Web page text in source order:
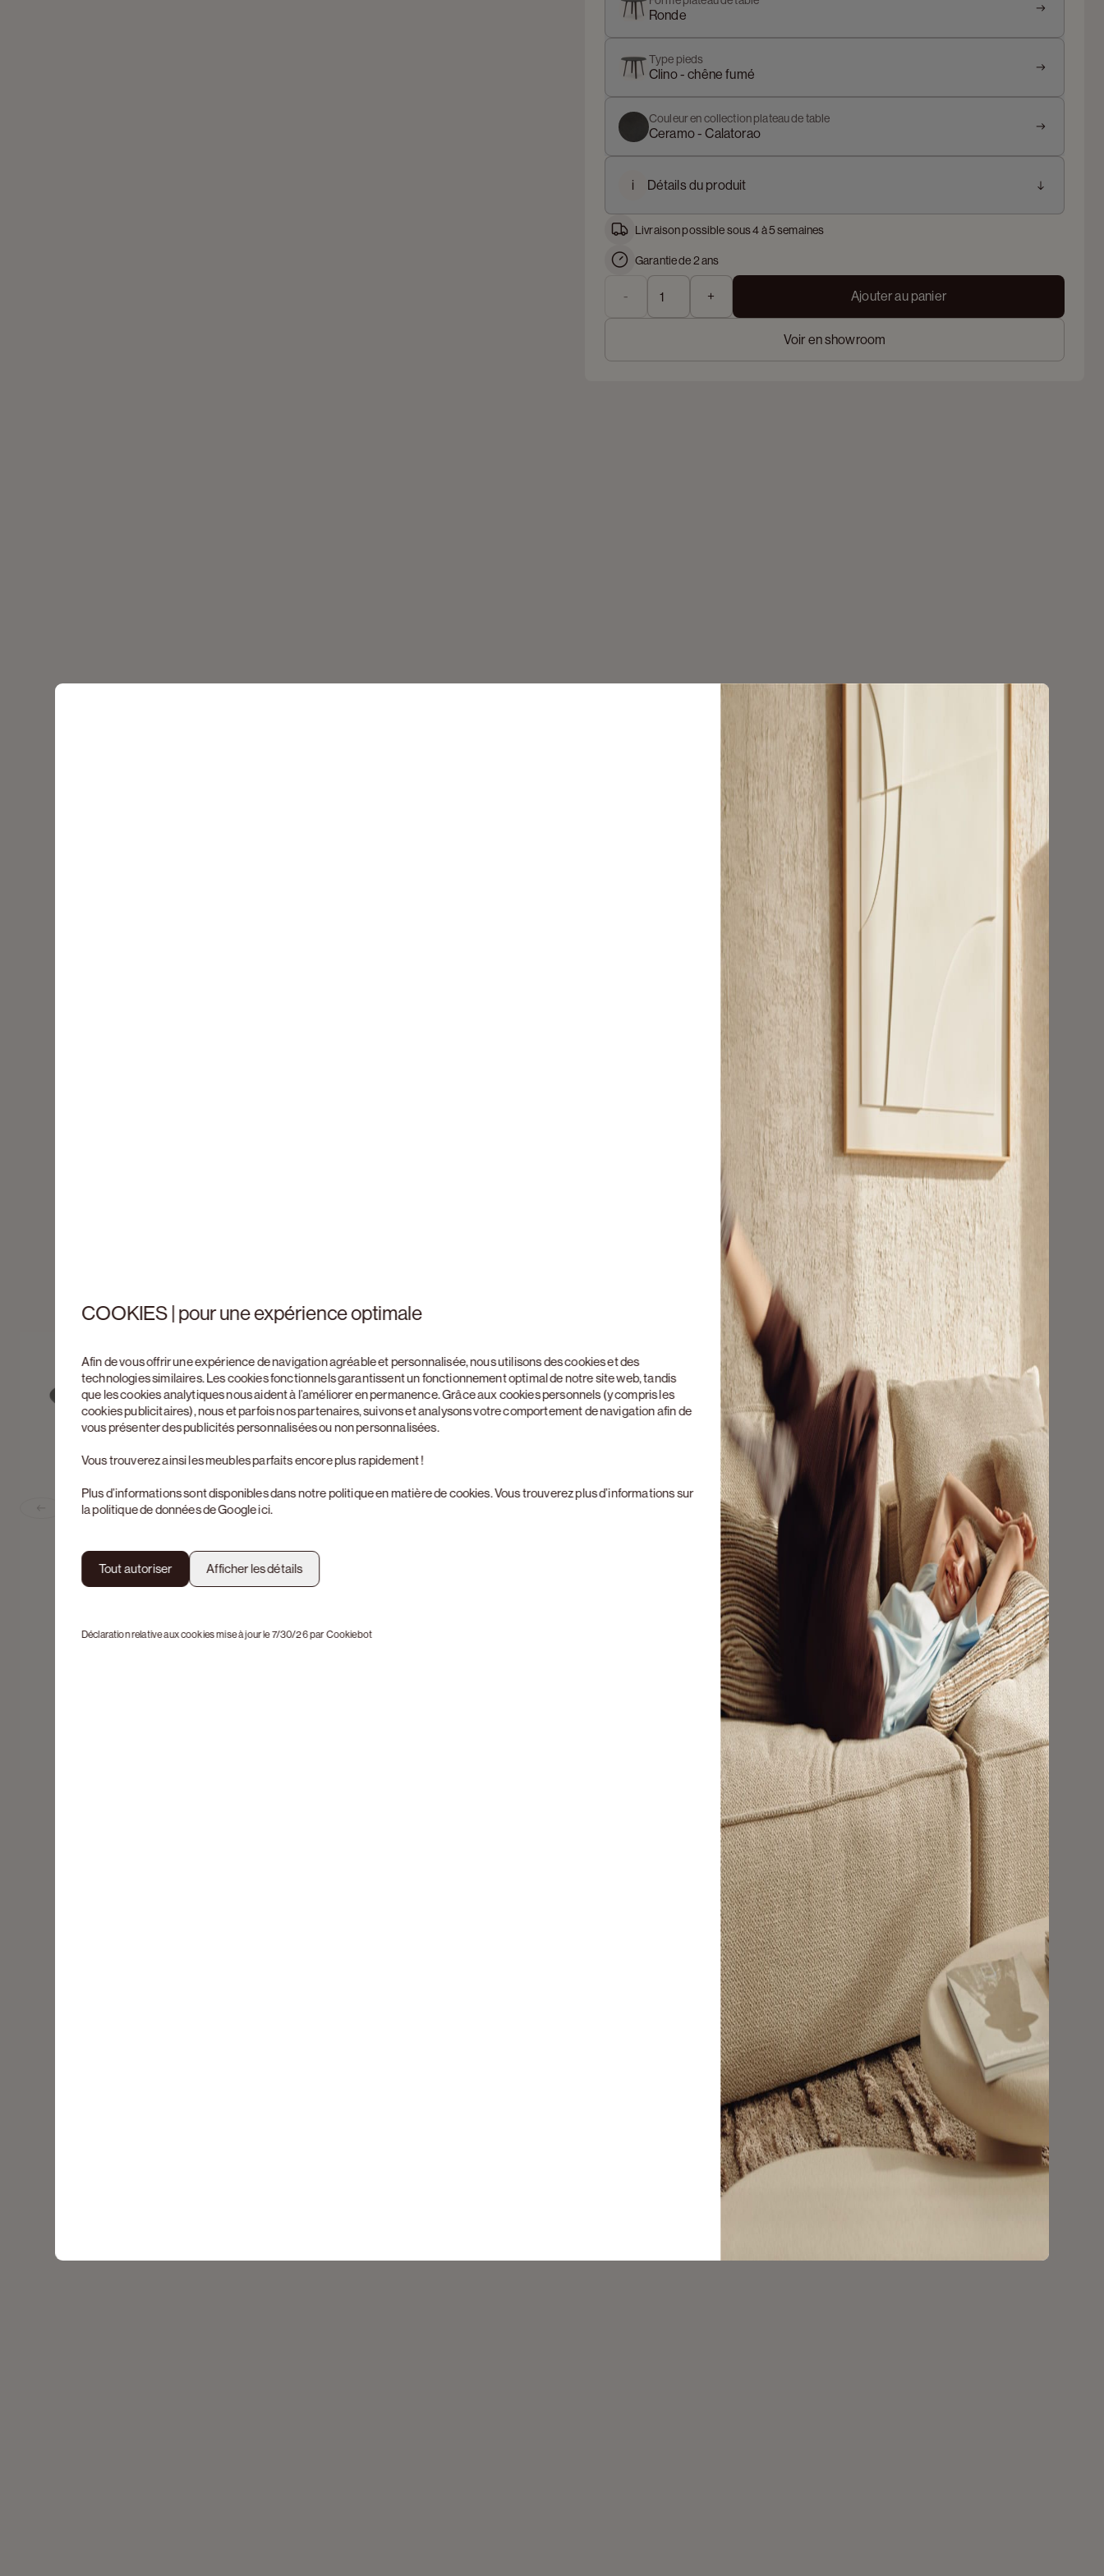
COOKIES | pour une expérience optimale
Afin de vous offrir une expérience de navigation agréable et personnalisée, nous utilisons des cookies et des
technologies similaires. Les cookies fonctionnels garantissent un fonctionnement optimal de notre site web, tandis
que les cookies analytiques nous aident à l’améliorer en permanence. Grâce aux cookies personnels (y compris les
cookies publicitaires), nous et parfois nos partenaires, suivons et analysons votre comportement de navigation afin de
vous présenter des publicités personnalisées ou non personnalisées.
Vous trouverez ainsi les meubles parfaits encore plus rapidement !
Plus d’informations sont disponibles dans notrepolitique en matière de cookies. Vous trouverez plus d’informations sur
la politique de données de Googleici.
Tout autoriser Afficher les détails
Déclaration relative aux cookies mise à jour le 7/30/26 parCookiebot
Previous slide
Ronde
Type pieds
Clino - chêne fumé
Couleur en collection plateau de table
Ceramo - Calatorao
i Détails du produit
Livraison possible sous 4 à 5 semaines
Garantie de 2 ans
- + Ajouter au panier
Voir en showroom